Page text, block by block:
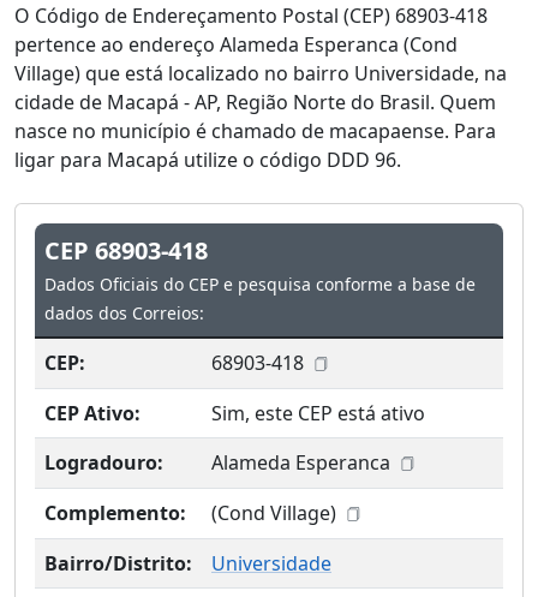
O Código de Endereçamento Postal (CEP) 68903-418
pertence ao endereço Alameda Esperanca (Cond
Village) que está localizado no bairro Universidade, na
cidade de Macapá - AP, Região Norte do Brasil. Quem
nasce no município é chamado de macapaense. Para
ligar para Macapá utilize o código DDD 96.
CEP 68903-418
Dados Oficiais do CEP e pesquisa conforme a base de
dados dos Correios:
CEP:
68903-418
CEP Ativo:
Sim, este CEP está ativo
Logradouro:
Alameda Esperanca
Complemento:
(Cond Village)
Bairro/Distrito:
Universidade